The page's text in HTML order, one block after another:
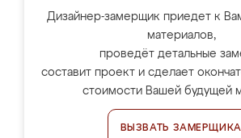
Дизайнер-замерщик приедет к
материалов,
проведёт детальные
составит проект и сделает
стоимости Вашей будущей
ВЫЗВАТЬ ЗАМЕРЩИКА